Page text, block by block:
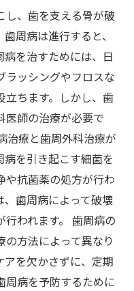
し、歯を支える骨が破
周病は進行すると、
を治すためには、日
ラッシングやフロスな
立ちます。しかし、歯
医師の治療が必要で
治療と歯周外科治療が
を引き起こす細菌を
や抗菌薬の処方が行わ
歯周病によって破壊
われます。 歯周病の
方法によって異なり
アを欠かさずに、定期
周病を予防するために